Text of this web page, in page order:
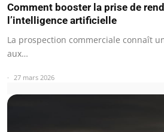
Comment booster la prise de
l’intelligence artificielle
La prospection commerciale connaît
aux…
27 mars 2026